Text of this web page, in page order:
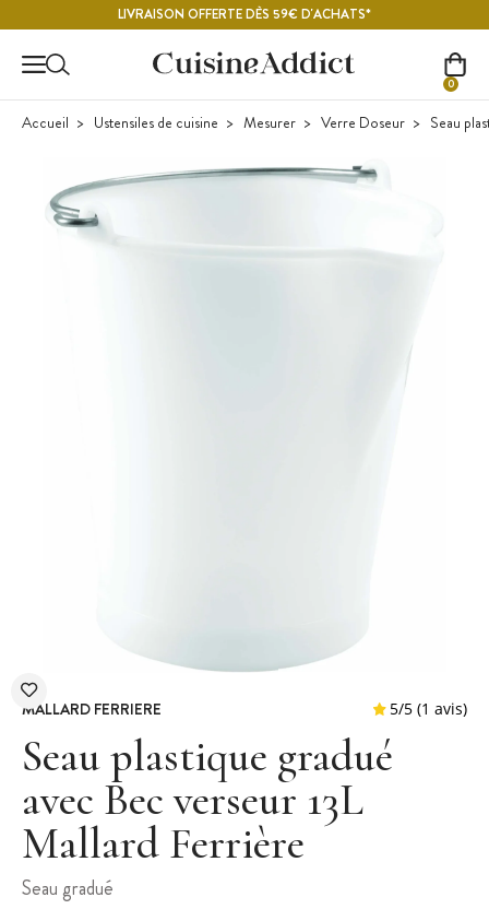
LIVRAISON OFFERTE DÈS 59€ D'ACHATS*
0
Accueil Ustensiles de cuisine Mesurer Verre Doseur Seau
MALLARD FERRIERE
Seau plastique gradué
avec Bec verseur 13L
Mallard Ferrière
Seau gradué